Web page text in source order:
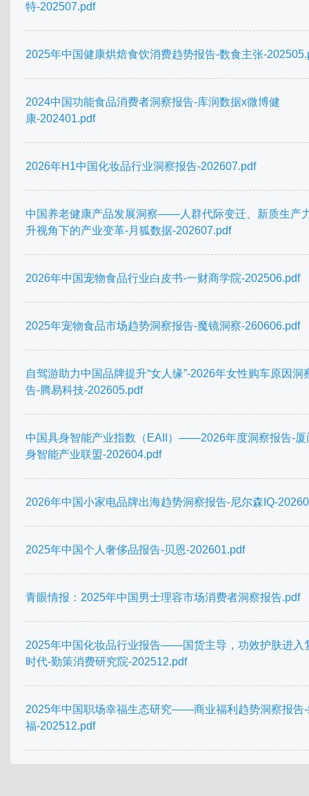
特-202507.pdf
2025年中国健康烘焙食饮消费趋势报告-数食主张-
2024中国功能食品消费者洞察报告-库润数据x微博健
康-202401.pdf
2026年H1中国化妆品行业洞察报告-202607.pdf
中国养老健康产品发展洞察——人群代际变迁、新质生产
升视角下的产业变革-月狐数据-202607.pdf
2026年中国宠物食品行业白皮书-一财商学院-202506.pdf
2025年宠物食品市场趋势洞察报告-魔镜洞察-260606.pdf
自驾游助力中国品牌提升“女人缘”-2026年女性购车原因洞
告-腾易科技-202605.pdf
中国具身智能产业指数（EAII）——2026年度洞察报告-厦
身智能产业联盟-202604.pdf
2026年中国小家电品牌出海趋势洞察报告-尼尔森IQ-
2025年中国个人奢侈品报告-贝恩-202601.pdf
青眼情报：2025年中国男士理容市场消费者洞察报告.pdf
2025年中国化妆品行业报告——国货主导，功效护肤进入
时代-勤策消费研究院-202512.pdf
2025年中国职场幸福生态研究——商业福利趋势洞察报告
福-202512.pdf